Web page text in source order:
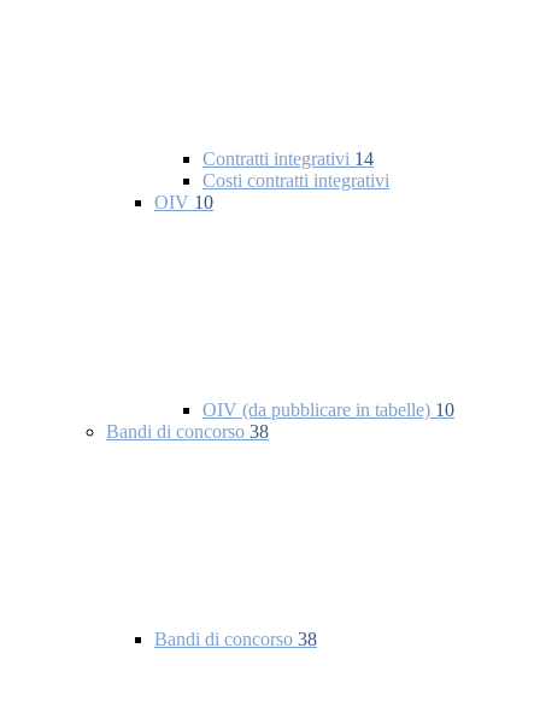
Contratti integrativi 14
Costi contratti integrativi
OIV 10
OIV (da pubblicare in tabelle) 10
Bandi di concorso 38
Bandi di concorso 38